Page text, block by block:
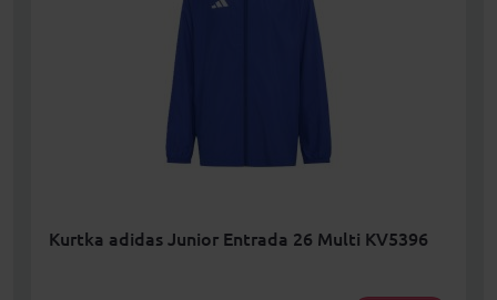
Kurtka adidas Junior Entrada 26 Multi KV5396